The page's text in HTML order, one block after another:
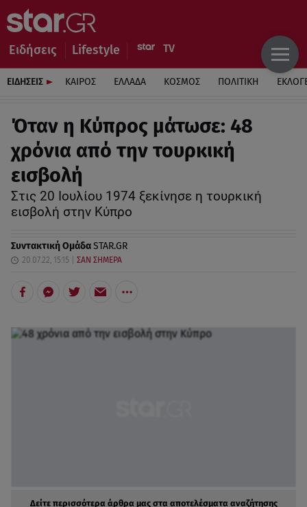
Ειδήσεις Lifestyle
ΕΙΔΗΣΕΙΣ ΚΑΙΡΟΣ ΕΛΛΑΔΑ ΚΟΣΜΟΣ ΠΟΛΙΤΙΚΗ
Όταν η Κύπρος μάτωσε: 48
χρόνια από την τουρκική
εισβολή
Στις 20 Ιουλίου 1974 ξεκίνησε η τουρκική
εισβολή στην Κύπρο
Συντακτική ΟμάδαSTAR.GR
20.07.22, 15:15 ΣΑΝ ΣΗΜΕΡΑ
Δείτε περισσότερα άρθρα μας στα αποτελέσματα αναζήτησης